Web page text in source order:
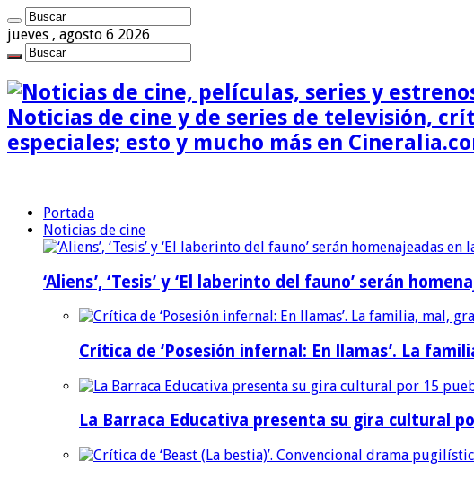
jueves , agosto 6 2026
Noticias de cine y de series de televisión,
especiales; esto y mucho más en
Portada
Noticias de cine
‘Aliens’, ‘Tesis’ y ‘El laberinto del fauno’ serán
Crítica de ‘Posesión infernal: En llamas’. La
La Barraca Educativa presenta su gira cultural